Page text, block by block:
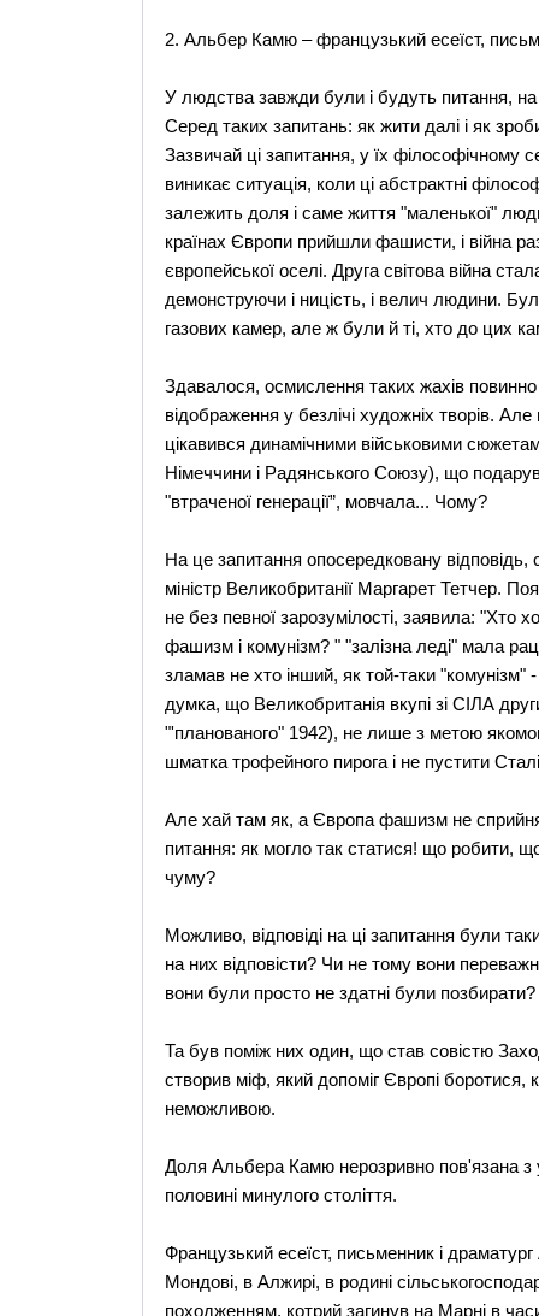
2. Альбер Камю – французький есеїст,
У людства завжди були і будуть питання, на
Серед таких запитань: як жити далі і як
Зазвичай ці запитання, у їх філософічному
виникає ситуація, коли ці абстрактні
залежить доля і саме життя "маленької"
країнах Європи прийшли фашисти, і війна
європейської оселі. Друга світова війна
демонструючи і ницість, і велич людини.
газових камер, але ж були й ті, хто до цих
Здавалося, осмислення таких жахів
відображення у безлічі художніх творів.
цікавився динамічними військовими
Німеччини і Радянського Союзу), що
"втраченої генерації”, мовчала... Чому?
На це запитання опосередковану
міністр Великобританії Маргарет Тетчер.
не без певної зарозумілості, заявила: "Хто
фашизм і комунізм? " "залізна леді" мала
зламав не хто інший, як той-таки
думка, що Великобританія вкупі зі СІЛА
"'планованого" 1942), не лише з метою
шматка трофейного пирога і не пустити
Але хай там як, а Європа фашизм не
питання: як могло так статися! що робити,
чуму?
Можливо, відповіді на ці запитання були
на них відповісти? Чи не тому вони
вони були просто не здатні були позбирати?
Та був поміж них один, що став совістю
створив міф, який допоміг Європі
неможливою.
Доля Альбера Камю нерозривно пов'язана з
половині минулого століття.
Французький есеїст, письменник і
Мондові, в Алжирі, в родині
походженням, котрий загинув на Марні в